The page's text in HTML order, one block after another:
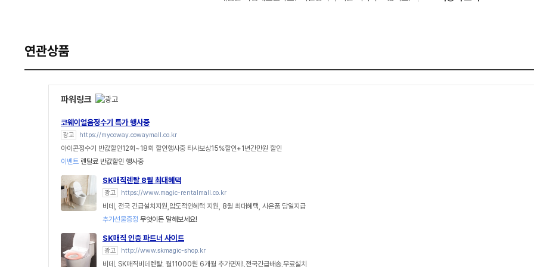
연관상품
파워링크
코웨이얼음정수기 특가 행사중
광고 https://mycoway.cowaymall.co.kr
아이콘정수기 반값할인12회~18회 할인행사중 타사보상15%할인+1년간만원 할인
이벤트 렌탈료 반값할인 행사중
SK매직렌탈 8월 최대혜택
광고 https://www.magic-rentalmall.co.kr
비데, 전국 긴급설치지원,압도적인혜택 지원, 8월 최대혜택, 사은품 당일지급
추가선물증정 무엇이든 말해보세요!
SK매직 인증 파트너 사이트
광고 http://www.skmagic-shop.kr
비데, SK매직비데렌탈, 월11000원 6개월 추가면제!,전국긴급배송,무료설치